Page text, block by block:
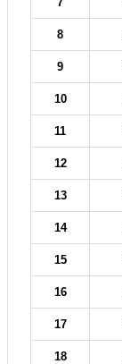
8
9
10
11
12
13
14
15
16
17
18